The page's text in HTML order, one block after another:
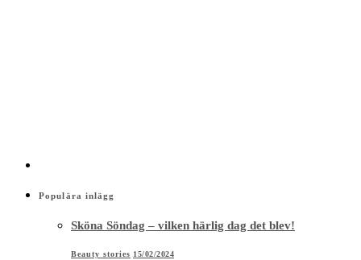
Populära inlägg
Sköna Söndag – vilken härlig dag det blev!
Beauty stories 15/02/2024